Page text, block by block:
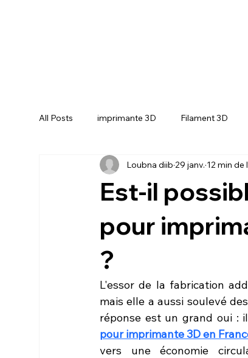
All Posts imprimante 3D Filament 3D
CREALITY SPARKX i7 Color Combo
Est-il
pour
?
Loubna diib 29 janv. 12 min de
L'essor de la fabrication
mais elle a aussi soulevé
réponse est un grand oui :
pour imprimante 3D en
vers une économie